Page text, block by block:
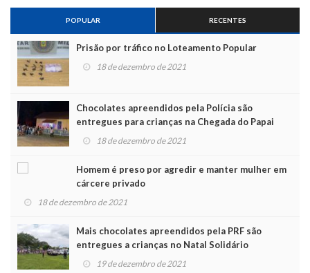
POPULAR RECENTES
Prisão por tráfico no Loteamento Popular
18 de dezembro de 2021
Chocolates apreendidos pela Polícia são
entregues para crianças na Chegada do Papai
Noel
18 de dezembro de 2021
Homem é preso por agredir e manter mulher em
cárcere privado
18 de dezembro de 2021
Mais chocolates apreendidos pela PRF são
entregues a crianças no Natal Solidário
19 de dezembro de 2021